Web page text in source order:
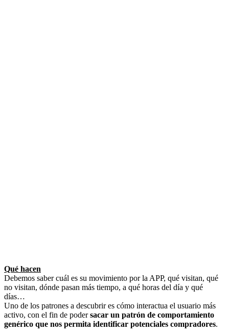
Qué hacen
Debemos saber cuál es su movimiento por la APP, qué visitan, qué
no visitan, dónde pasan más tiempo, a qué horas del día y qué
días…
Uno de los patrones a descubrir es cómo interactua el usuario más
activo, con el fin de podersacar un patrón de comportamiento
genérico que nos permita identificar potenciales compradores.